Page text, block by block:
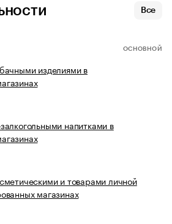
Все
ОСНОВНОЙ
изделиями в
напитками в
и товарами личной
магазинах